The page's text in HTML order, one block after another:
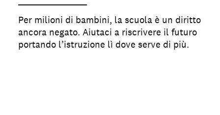
Per milioni di bambini, la scuola è un diritto
ancora negato. Aiutaci a riscrivere il futuro
portando l’istruzione lì dove serve di più.